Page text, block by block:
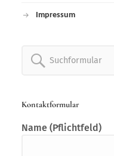
Impressum
Search
Kontaktformular
Name (Pflichtfeld)